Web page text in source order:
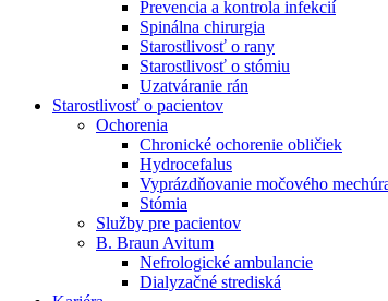
Nájdite si prácu u nás​
Objavte svoje kariérne príležitosti ​v B. Braun.
Prevencia a kontrola infekcií
Spinálna chirurgia
Starostlivosť o rany
Starostlivosť o stómiu
Uzatváranie rán
Starostlivosť o pacientov
Ochorenia
Chronické ochorenie obličiek
Hydrocefalus
Vyprázdňovanie močového
Stómia
Služby pre pacientov
B. Braun Avitum
Nefrologické ambulancie
Dialyzačné strediská